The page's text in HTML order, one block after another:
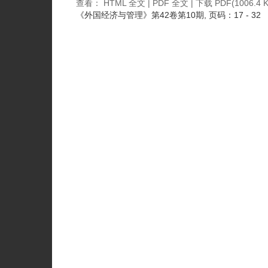
查看： HTML 全文 | PDF 全文 | 下载 PDF(1006.4
《外国经济与管理》 第42卷第10期 , 页码：17 - 32